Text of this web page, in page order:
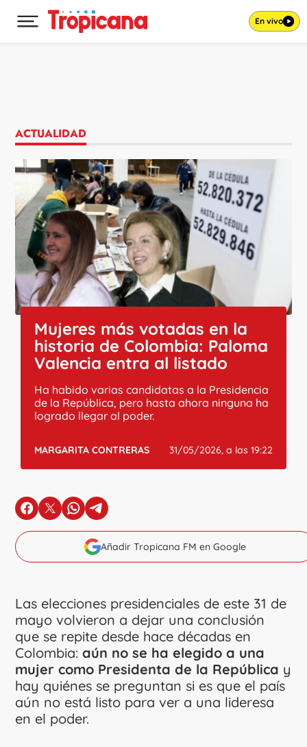
Desplegar menú principal En vivo
ACTUALIDAD
Mujeres más votadas en la
historia de Colombia: Paloma
Valencia entra al listado
Ha habido varias candidatas a la Presidencia
de la República, pero hasta ahora ninguna ha
logrado llegar al poder.
MARGARITA CONTRERAS 31/05/2026, a las 19:22
en Facebook
en Xen Whatsapp
en Telegram
Añadir Tropicana FM en Google
Las elecciones presidenciales de este 31 de
mayo volvieron a dejar una conclusión
que se repite desde hace décadas en
Colombia:aún no se ha elegido a una
mujer como Presidenta de la República y
hay quiénes se preguntan si es que el país
aún no está listo para ver a una lideresa
en el poder.